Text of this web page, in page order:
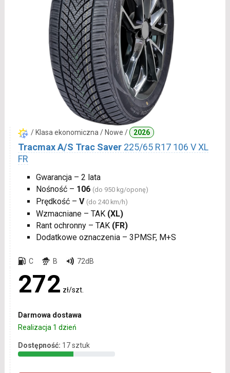
/ Klasa ekonomiczna / Nowe / 2026
Tracmax A/S Trac Saver 225/65 R17 106 V XL
FR
Gwarancja – 2 lata
Nośność – 106 (do 950 kg/oponę)
Prędkość – V (do 240 km/h)
Wzmacniane – TAK (XL)
Rant ochronny – TAK (FR)
Dodatkowe oznaczenia – 3PMSF, M+S
C B 72dB
272 zł/szt.
Darmowa dostawa
Realizacja 1 dzień
Dostępność: 17 sztuk